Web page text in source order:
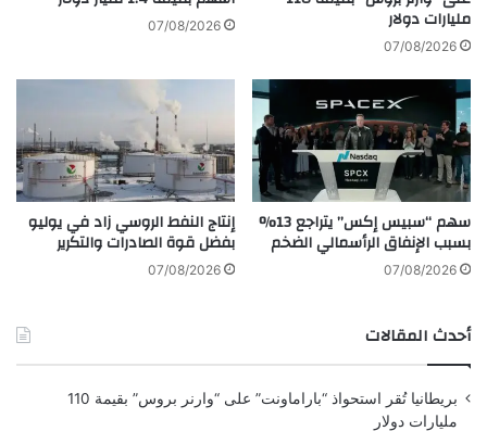
ل
ي
ه
د
ل
أ
ب
و
ظ
ب
ي
ض
إ
ت
ا
ج
ا
ل
ن
ف
ط
"
س
ئ
مليارات دولار
07/08/2026
07/08/2026
سهم “سبيس إكس” يتراجع 13%
بسبب الإنفاق الرأسمالي الضخم
07/08/2026
إنتاج النفط الروسي زاد في يوليو
بفضل قوة الصادرات والتكرير
07/08/2026
أحدث المقالات
بريطانيا تُقر استحواذ “باراماونت” على “وارنر بروس” بقيمة 110
مليارات دولار